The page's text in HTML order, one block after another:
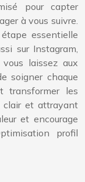
pour capter
à vous suivre.
essentielle
sur Instagram,
laissez aux
soigner chaque
transformer les
clair et attrayant
et encourage
profil